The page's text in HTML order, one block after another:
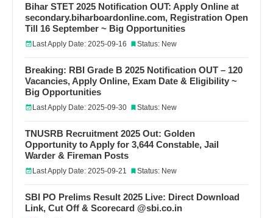
Bihar STET 2025 Notification OUT: Apply Online at
secondary.biharboardonline.com, Registration Open
Till 16 September ~ Big Opportunities
Last Apply Date: 2025-09-16 Status: New
Breaking: RBI Grade B 2025 Notification OUT – 120
Vacancies, Apply Online, Exam Date & Eligibility ~
Big Opportunities
Last Apply Date: 2025-09-30 Status: New
TNUSRB Recruitment 2025 Out: Golden
Opportunity to Apply for 3,644 Constable, Jail
Warder & Fireman Posts
Last Apply Date: 2025-09-21 Status: New
SBI PO Prelims Result 2025 Live: Direct Download
Link, Cut Off & Scorecard @sbi.co.in